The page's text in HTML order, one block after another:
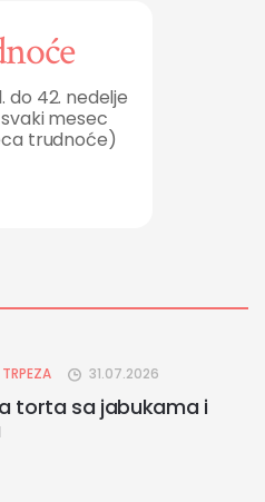
do 42. nedelje
mesec
trudnoće)
31.07.2026
torta sa jabukama i